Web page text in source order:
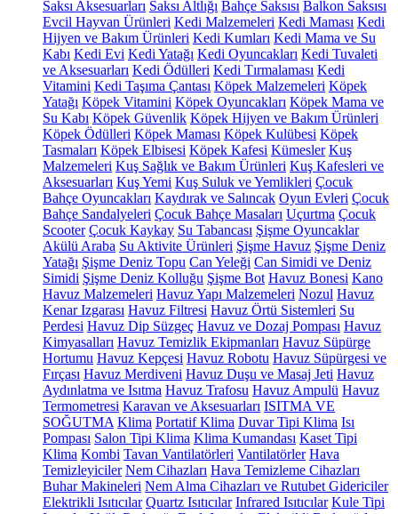
Saksı Aksesuarları Saksı Altlığı Bahçe Saksısı Balkon Saksısı
Evcil Hayvan Ürünleri Kedi Malzemeleri Kedi Maması Kedi
Hijyen ve Bakım Ürünleri Kedi Kumları Kedi Mama ve Su
Kabı Kedi Evi Kedi Yatağı Kedi Oyuncakları Kedi Tuvaleti
ve Aksesuarları Kedi Ödülleri Kedi Tırmalaması Kedi
Vitamini Kedi Taşıma Çantası Köpek Malzemeleri Köpek
Yatağı Köpek Vitamini Köpek Oyuncakları Köpek Mama ve
Su Kabı Köpek Güvenlik Köpek Hijyen ve Bakım Ürünleri
Köpek Ödülleri Köpek Maması Köpek Kulübesi Köpek
Tasmaları Köpek Elbisesi Köpek Kafesi Kümesler Kuş
Malzemeleri Kuş Sağlık ve Bakım Ürünleri Kuş Kafesleri ve
Aksesuarları Kuş Yemi Kuş Suluk ve Yemlikleri Çocuk
Bahçe Oyuncakları Kaydırak ve Salıncak Oyun Evleri Çocuk
Bahçe Sandalyeleri Çocuk Bahçe Masaları Uçurtma Çocuk
Scooter Çocuk Kaykay Su Tabancası Şişme Oyuncaklar
Akülü Araba Su Aktivite Ürünleri Şişme Havuz Şişme Deniz
Yatağı Şişme Deniz Topu Can Yeleği Can Simidi ve Deniz
Simidi Şişme Deniz Kolluğu Şişme Bot Havuz Bonesi Kano
Havuz Malzemeleri Havuz Yapı Malzemeleri Nozul Havuz
Kenar Izgarası Havuz Filtresi Havuz Örtü Sistemleri Su
Perdesi Havuz Dip Süzgeç Havuz ve Dozaj Pompası Havuz
Kimyasalları Havuz Temizlik Ekipmanları Havuz Süpürge
Hortumu Havuz Kepçesi Havuz Robotu Havuz Süpürgesi ve
Fırçası Havuz Merdiveni Havuz Duşu ve Masaj Jeti Havuz
Aydınlatma ve Isıtma Havuz Trafosu Havuz Ampulü Havuz
Termometresi Karavan ve Aksesuarları ISITMA VE
SOĞUTMA Klima Portatif Klima Duvar Tipi Klima Isı
Pompası Salon Tipi Klima Klima Kumandası Kaset Tipi
Klima Kombi Tavan Vantilatörleri Vantilatörler Hava
Temizleyiciler Nem Cihazları Hava Temizleme Cihazları
Buhar Makineleri Nem Alma Cihazları ve Rutubet Gidericiler
Elektrikli Isıtıcılar Quartz Isıtıcılar Infrared Isıtıcılar Kule Tipi